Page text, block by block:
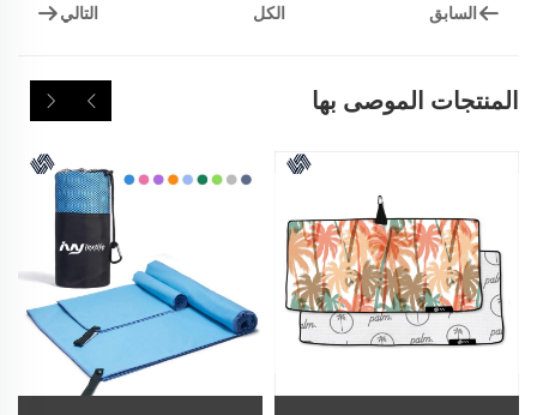
السابق الكل التالي
المنتجات الموصى بها